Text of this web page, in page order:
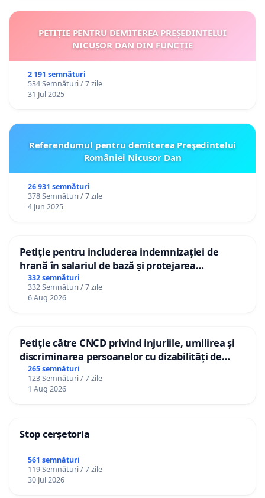
PETIȚIE PENTRU DEMITEREA PREȘEDINTELUI
NICUȘOR DAN DIN FUNCȚIE
2 191 semnături
534 Semnături / 7 zile
31 Jul 2025
Referendumul pentru demiterea Preşedintelui
României Nicusor Dan
26 931 semnături
378 Semnături / 7 zile
4 Jun 2025
Petiție pentru includerea indemnizației de
hrană în salariul de bază și protejarea
gradațiilor de vechime pentru asistenții
personali
332 semnături
332 Semnături / 7 zile
6 Aug 2026
Petiție către CNCD privind injuriile, umilirea și
discriminarea persoanelor cu dizabilități de
către utilizatorul TikTok „Gorici”
265 semnături
123 Semnături / 7 zile
1 Aug 2026
Stop cerșetoria
561 semnături
119 Semnături / 7 zile
30 Jul 2026